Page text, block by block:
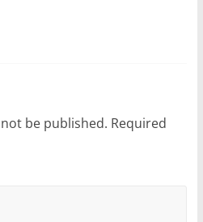
be published. Required